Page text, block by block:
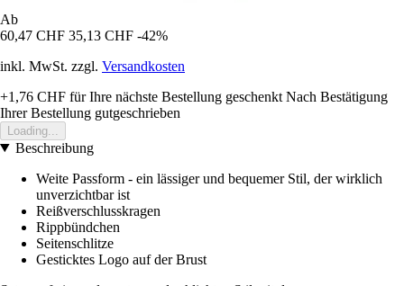
Ab
60,47 CHF 35,13 CHF -42%
inkl. MwSt. zzgl. Versandkosten
+1,76 CHF für Ihre nächste Bestellung geschenkt Nach Bestätigung
Ihrer Bestellung gutgeschrieben
Loading...
Beschreibung
Weite Passform - ein lässiger und bequemer Stil, der wirklich
unverzichtbar ist
Reißverschlusskragen
Rippbündchen
Seitenschlitze
Gesticktes Logo auf der Brust